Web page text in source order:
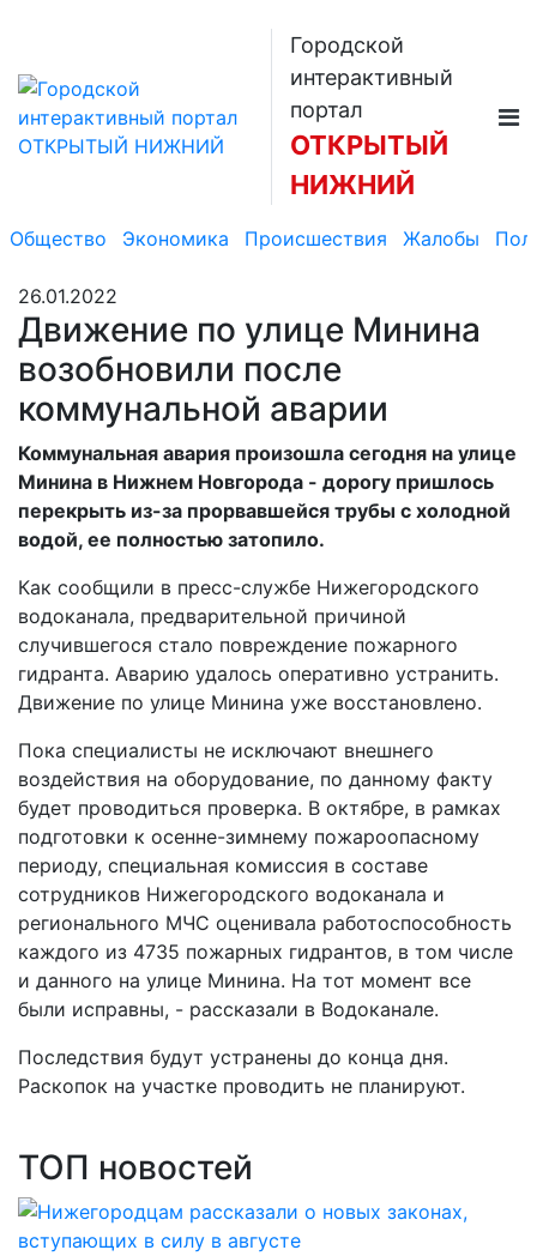
Городской
интерактивный
портал
ОТКРЫТЫЙ
НИЖНИЙ
Общество Экономика Происшествия Жалобы
26.01.2022
Движение по улице Минина
возобновили после
коммунальной аварии
Коммунальная авария произошла сегодня на улице
Минина в Нижнем Новгорода - дорогу пришлось
перекрыть из-за прорвавшейся трубы с холодной
водой, ее полностью затопило.
Как сообщили в пресс-службе Нижегородского
водоканала, предварительной причиной
случившегося стало повреждение пожарного
гидранта. Аварию удалось оперативно устранить.
Движение по улице Минина уже восстановлено.
Пока специалисты не исключают внешнего
воздействия на оборудование, по данному факту
будет проводиться проверка. В октябре, в рамках
подготовки к осенне-зимнему пожароопасному
периоду, специальная комиссия в составе
сотрудников Нижегородского водоканала и
регионального МЧС оценивала работоспособность
каждого из 4735 пожарных гидрантов, в том числе
и данного на улице Минина. На тот момент все
были исправны, - рассказали в Водоканале.
Последствия будут устранены до конца дня.
Раскопок на участке проводить не планируют.
ТОП новостей